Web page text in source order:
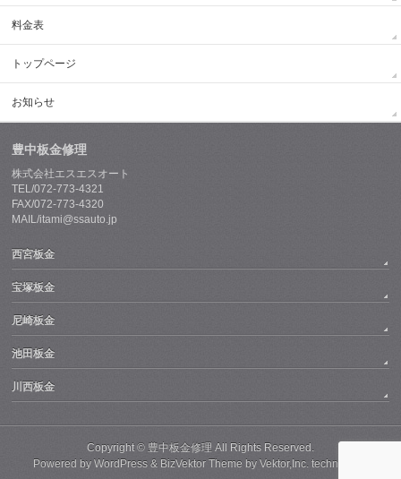
料金表
トップページ
お知らせ
豊中板金修理
株式会社エスエスオート
TEL/072-773-4321
FAX/072-773-4320
MAIL/itami@ssauto.jp
西宮板金
宝塚板金
尼崎板金
池田板金
川西板金
Copyright © 豊中板金修理 All Rights Reserved.
Powered byWordPress & BizVektor Theme byVektor,Inc. technology.